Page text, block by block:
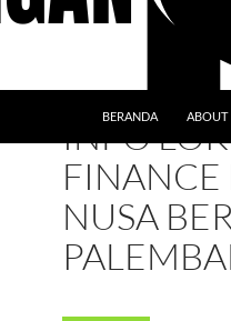
BERANDA ABOUT
INFO
FINANCE
NUSA